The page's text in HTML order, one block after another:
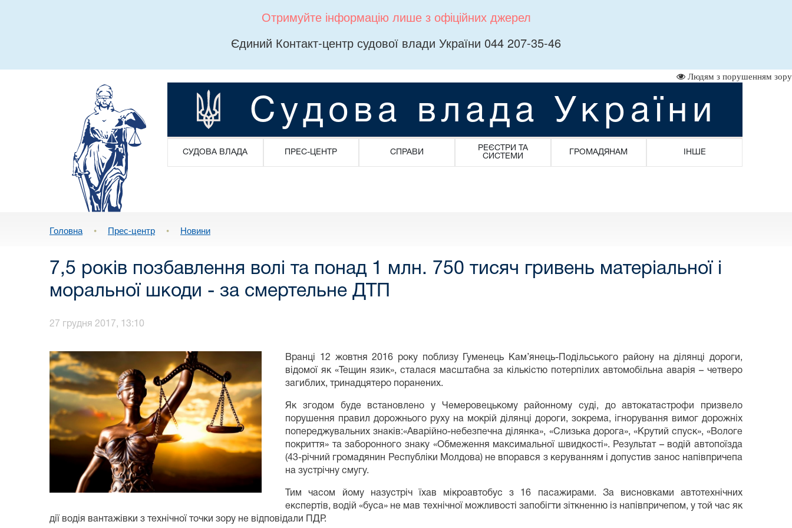
Отримуйте інформацію лише з офіційних джерел
Єдиний Контакт-центр судової влади України 044 207-35-46
Людям з порушенням зору
Судова влада України
СУДОВА ВЛАДА ПРЕС-ЦЕНТР СПРАВИ
РЕЄСТРИ ТА
СИСТЕМИ
ГРОМАДЯНАМ ІНШЕ
Головна • Прес-центр • Новини
7,5 років позбавлення волі та понад 1 млн. 750 тисяч гривень матеріальної і
моральної шкоди - за смертельне ДТП
27 грудня 2017, 13:10
Вранці 12 жовтня 2016 року поблизу Гуменець Кам’янець-Подільського району на ділянці дороги,
відомої як «Тещин язик», сталася масштабна за кількістю потерпілих автомобільна аварія – четверо
загиблих, тринадцятеро поранених.
Як згодом буде встановлено у Чемеровецькому районному суді, до автокатастрофи призвело
порушення правил дорожнього руху на мокрій ділянці дороги, зокрема, ігнорування вимог дорожніх
попереджувальних знаків:«Аварійно-небезпечна ділянка», «Слизька дорога», «Крутий спуск», «Вологе
покриття» та заборонного знаку «Обмеження максимальної швидкості». Результат – водій автопоїзда
(43-річний громадянин Республіки Молдова) не впорався з керуванням і допустив занос напівпричепа
на зустрічну смугу.
Тим часом йому назустріч їхав мікроавтобус з 16 пасажирами. За висновками автотехнічних
експертів, водій «буса» не мав технічної можливості запобігти зіткненню із напівпричепом, у той час як
дії водія вантажівки з технічної точки зору не відповідали ПДР.